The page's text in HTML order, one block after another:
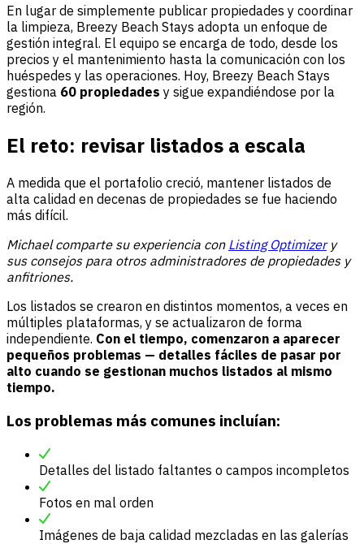
En lugar de simplemente publicar propiedades y coordinar
la limpieza, Breezy Beach Stays adopta un enfoque de
gestión integral. El equipo se encarga de todo, desde los
precios y el mantenimiento hasta la comunicación con los
huéspedes y las operaciones. Hoy, Breezy Beach Stays
gestiona 60 propiedades y sigue expandiéndose por la
región.
El reto: revisar listados a escala
A medida que el portafolio creció, mantener listados de
alta calidad en decenas de propiedades se fue haciendo
más difícil.
Michael comparte su experiencia con Listing Optimizery
sus consejos para otros administradores de propiedades y
anfitriones.
Los listados se crearon en distintos momentos, a veces en
múltiples plataformas, y se actualizaron de forma
independiente. Con el tiempo, comenzaron a aparecer
pequeños problemas — detalles fáciles de pasar por
alto cuando se gestionan muchos listados al mismo
tiempo.
Los problemas más comunes incluían:
Detalles del listado faltantes o campos incompletos
Fotos en mal orden
Imágenes de baja calidad mezcladas en las galerías